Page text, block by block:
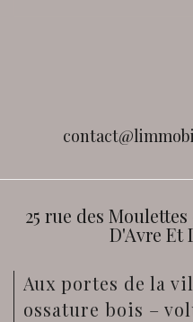
25 rue des
D'Avre Et
aux portes de la ville – maison à
ossature bois –